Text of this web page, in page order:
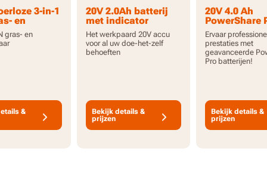
3-in-1
en
-
gras- en
&
20V 2.0Ah batterij
met indicator
Het werkpaard 20V accu
voor al uw doe-het-zelf
behoeften
Bekijk details &
prijzen
20V 4.0 Ah
PowerShare
accu met
capaciteit en
indicator
Ervaar
prestaties met
geavanceerde
Pro batterijen!
Bekijk details &
prijzen